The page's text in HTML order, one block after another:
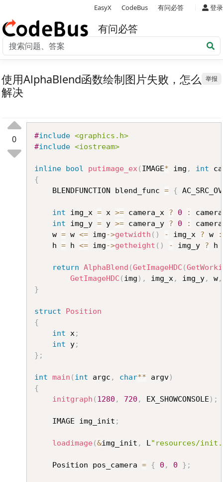
EasyX CodeBus 有问必答 登录
有问必答
举报
使用AlphaBlend函数绘制图片失败，怎么
解决
0 #include <graphics.h>
#include <iostream>
inline bool putimage_ex ( IMAGE* img , int
{
	BLENDFUNCTION blend_func
= {
int img_x = x >= camera_x ? 0 :
int img_y = y >= camera_y ? 0 :
	w
= w <= img->getwidth ( ) - img_x ? w :
	h
= h <= img->getheight ( ) - img_y ? h
return AlphaBlend (GetImageHDC (
GetImageHDC ( img ) , img_x , img_y, w,
}
struct
Position
{
int x ;
int y;
} ;
int main ( int argc , char** argv)
{
initgraph ( 1280 , 720 , EX_SHOWCONSOLE ) ;
	IMAGE img_init
;
loadimage(&img_init , L "resources/
	Position pos_camera
= { 0 , 0 } ;